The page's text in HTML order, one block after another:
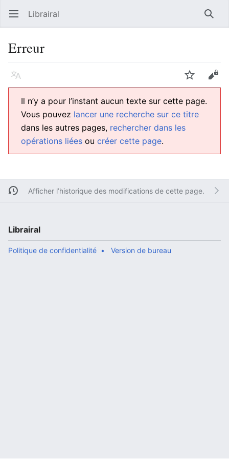
Ouvrir le menu principal Librairal
Erreur
Langue Suivre
Il n’y a pour l’instant aucun texte sur cette page.
Vous pouvez lancer une recherche sur ce titre
dans les autres pages, rechercher dans les
opérations liées ou créer cette page.
Afficher l’historique des modifications de cette page.
Librairal
Politique de confidentialité Version de bureau